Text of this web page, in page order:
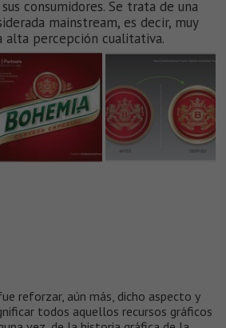
consumidores. Se trata de una
mainstream, es decir, muy
alta percepción cualitativa.
reforzar, aún más, dicho aspecto y
todos aquellos recursos gráficos